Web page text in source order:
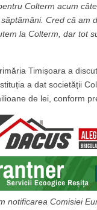
Colterm acum
Cred că am
la Colterm, dar tot
Timișoara a
a dat societății
de lei, conform
notificarea Comisiei